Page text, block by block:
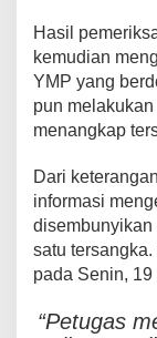
Hasil
kemudian
YMP yang
pun
menangkap
Dari
informasi
disembunyikan
satu
pada Senin,
“Petugas